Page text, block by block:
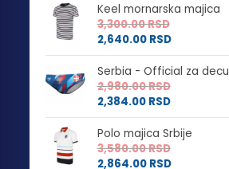
Keel mornarska majica
3,300.00RSD
2,640.00 RSD
Serbia - Official za decu
2,980.00RSD
2,384.00 RSD
Polo majica Srbije
3,580.00RSD
2,864.00 RSD